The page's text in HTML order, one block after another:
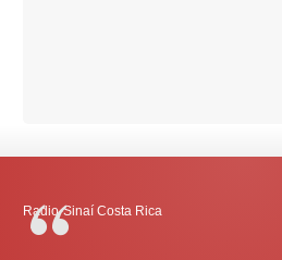
Radio-Sinaí Costa Rica